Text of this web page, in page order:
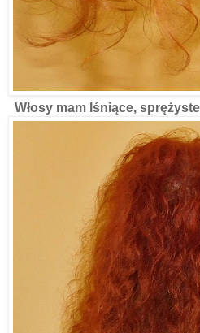
Włosy mam lśniące,